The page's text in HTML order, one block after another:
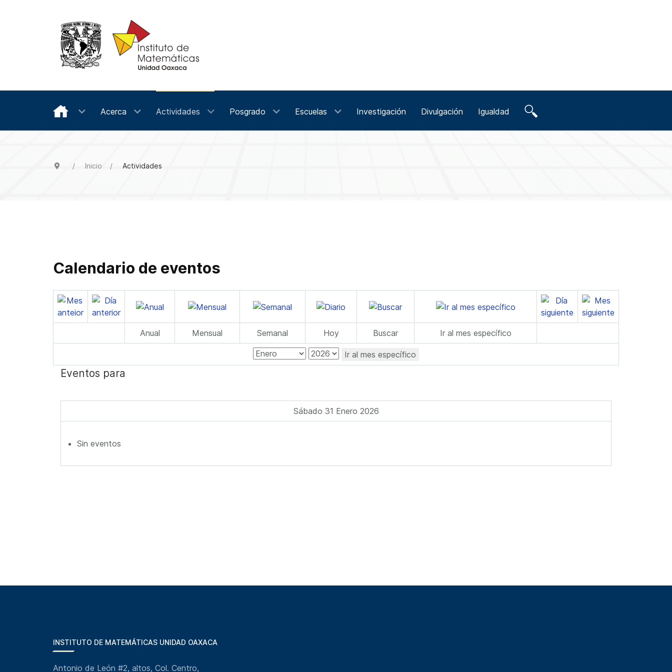
Acerca Actividades Posgrado Escuelas Investigación Divulgación Igualdad
Inicio Actividades
Calendario de eventos
Anual Mensual Semanal Hoy Buscar Ir al mes específico
Ir al mes específico
Eventos para
Sábado 31 Enero 2026
Sin eventos
INSTITUTO DE MATEMÁTICAS UNIDAD OAXACA
Antonio de León #2, altos, Col. Centro,